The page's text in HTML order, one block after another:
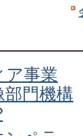
ア事業
門機構